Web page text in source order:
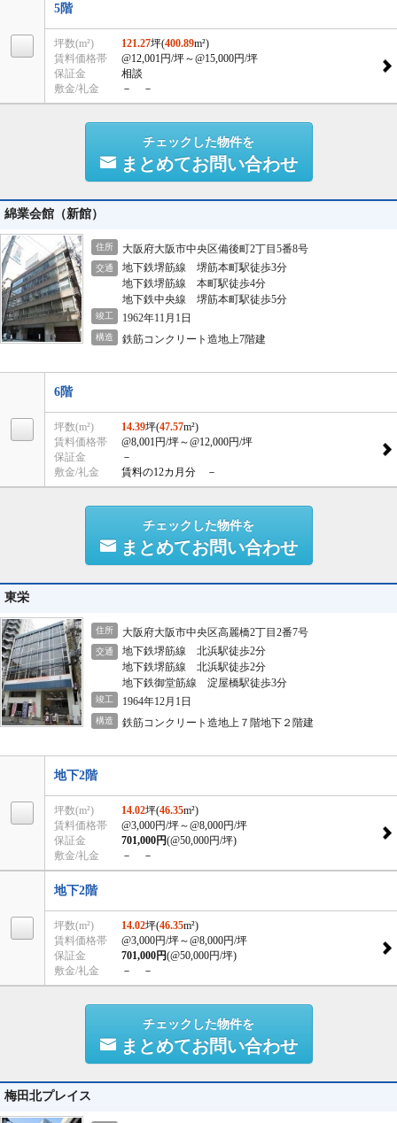
5階
坪数(m²) 121.27坪(400.89m²)
賃料価格帯
@12,001円/坪～@15,000円/坪
保証金
相談
敷金/礼金
－ －
チェックした物件を
まとめてお問い合わせ
綿業会館（新館）
住所 大阪府大阪市中央区備後町2丁目5番8号
交通
地下鉄堺筋線 堺筋本町駅徒歩3分
地下鉄堺筋線 本町駅徒歩4分
地下鉄中央線 堺筋本町駅徒歩5分
竣工 1962年11月1日
構造 鉄筋コンクリート造地上7階建
6階
坪数(m²) 14.39坪(47.57m²)
賃料価格帯
@8,001円/坪～@12,000円/坪
保証金
－
敷金/礼金
賃料の12カ月分 －
チェックした物件を
まとめてお問い合わせ
東栄
住所 大阪府大阪市中央区高麗橋2丁目2番7号
交通
地下鉄堺筋線 北浜駅徒歩2分
地下鉄堺筋線 北浜駅徒歩2分
地下鉄御堂筋線 淀屋橋駅徒歩3分
竣工 1964年12月1日
構造 鉄筋コンクリート造地上７階地下２階建
地下2階
坪数(m²) 14.02坪(46.35m²)
賃料価格帯
@3,000円/坪～@8,000円/坪
保証金
701,000円(@50,000円/坪)
敷金/礼金
－ －
地下2階
坪数(m²) 14.02坪(46.35m²)
賃料価格帯
@3,000円/坪～@8,000円/坪
保証金
701,000円(@50,000円/坪)
敷金/礼金
－ －
チェックした物件を
まとめてお問い合わせ
梅田北プレイス